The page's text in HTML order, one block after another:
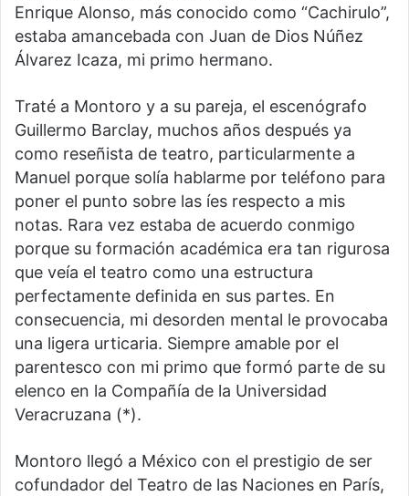
Enrique Alonso, más conocido como “Cachirulo”,
estaba amancebada con Juan de Dios Núñez
Álvarez Icaza, mi primo hermano.
Traté a Montoro y a su pareja, el escenógrafo
Guillermo Barclay, muchos años después ya
como reseñista de teatro, particularmente a
Manuel porque solía hablarme por teléfono para
poner el punto sobre las íes respecto a mis
notas. Rara vez estaba de acuerdo conmigo
porque su formación académica era tan rigurosa
que veía el teatro como una estructura
perfectamente definida en sus partes. En
consecuencia, mi desorden mental le provocaba
una ligera urticaria. Siempre amable por el
parentesco con mi primo que formó parte de su
elenco en la Compañía de la Universidad
Veracruzana (*).
Montoro llegó a México con el prestigio de ser
cofundador del Teatro de las Naciones en París,